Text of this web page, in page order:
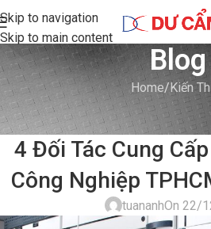
Skip to navigation
Skip to main content
Blog
Home Kiến
KIẾN THỨC
4 Đối Tác Cung
Công Nghiệp
tuananhOn 22/